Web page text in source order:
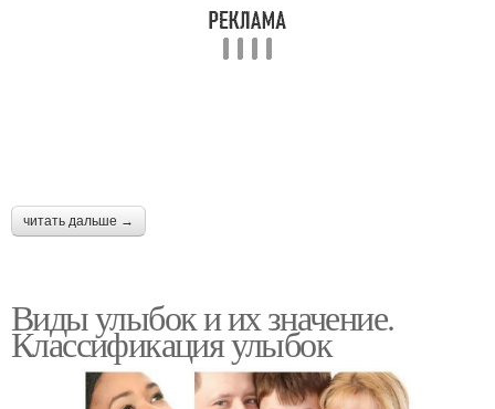
читать дальше →
Виды улыбок и их значение.
Классификация улыбок